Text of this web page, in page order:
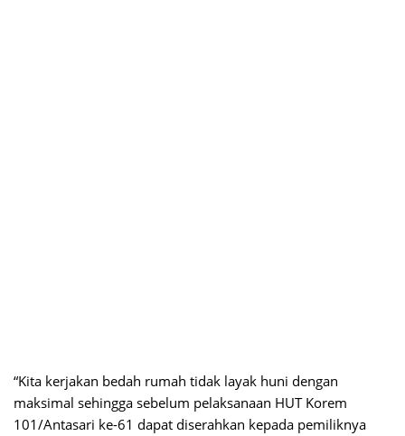
“Kita kerjakan bedah rumah tidak layak huni dengan
maksimal sehingga sebelum pelaksanaan HUT Korem
101/Antasari ke-61 dapat diserahkan kepada pemiliknya